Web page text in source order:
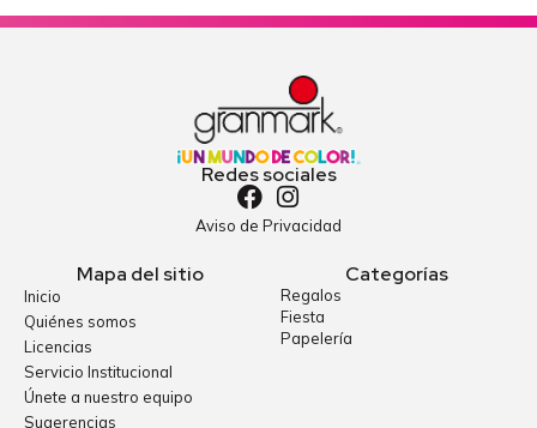
Redes sociales
Aviso de Privacidad
Mapa del sitio
Inicio
Quiénes somos
Licencias
Servicio Institucional
Únete a nuestro equipo
Sugerencias
Categorías
Regalos
Fiesta
Papelería